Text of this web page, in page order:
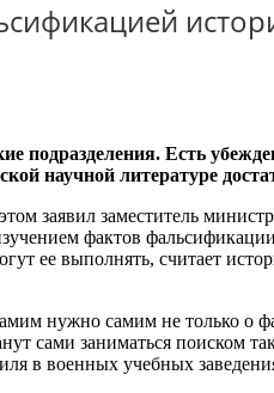
подразделения. Есть
научной литературе
заявил заместитель
фактов
ее выполнять, считает
нужно самим не только о
сами заниматься поиском
в военных учебных